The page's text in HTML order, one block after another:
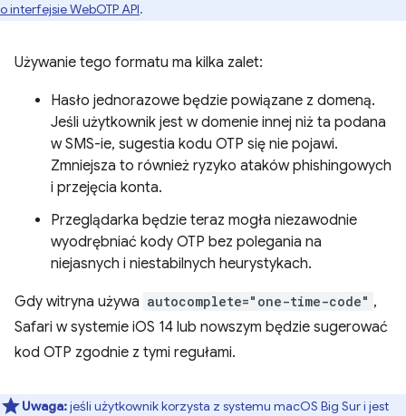
o interfejsie WebOTP API.
Używanie tego formatu ma kilka zalet:
Hasło jednorazowe będzie powiązane z domeną.
Jeśli użytkownik jest w domenie innej niż ta podana
w SMS-ie, sugestia kodu OTP się nie pojawi.
Zmniejsza to również ryzyko ataków phishingowych
i przejęcia konta.
Przeglądarka będzie teraz mogła niezawodnie
wyodrębniać kody OTP bez polegania na
niejasnych i niestabilnych heurystykach.
Gdy witryna używa autocomplete="one-time-code" ,
Safari w systemie iOS 14 lub nowszym będzie sugerować
kod OTP zgodnie z tymi regułami.
Uwaga:jeśli użytkownik korzysta z systemu macOS Big Sur i jest